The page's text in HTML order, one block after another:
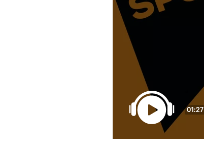
01:27